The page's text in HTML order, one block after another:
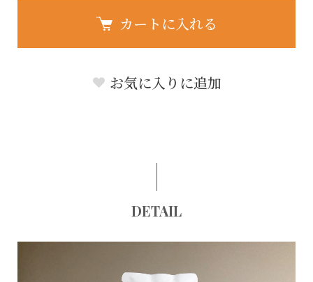
カートに入れる
お気に入りに追加
DETAIL